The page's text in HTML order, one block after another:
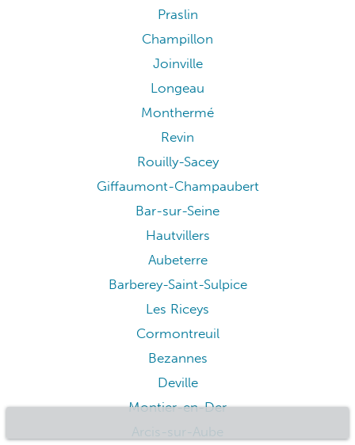
Praslin
Champillon
Joinville
Longeau
Monthermé
Revin
Rouilly-Sacey
Giffaumont-Champaubert
Bar-sur-Seine
Hautvillers
Aubeterre
Barberey-Saint-Sulpice
Les Riceys
Cormontreuil
Bezannes
Deville
Montier-en-Der
Arcis-sur-Aube